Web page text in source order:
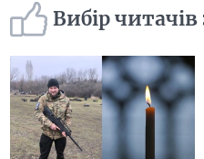
Вибір